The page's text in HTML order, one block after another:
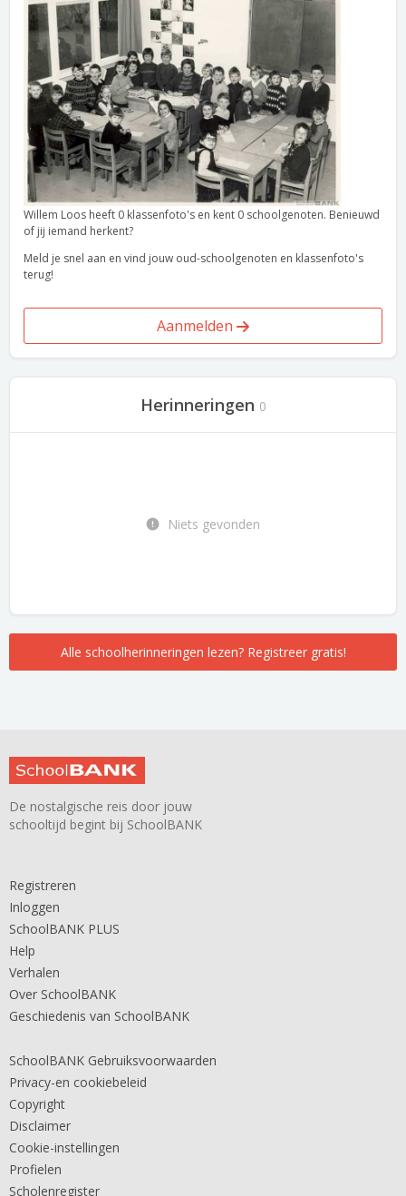
Willem Loos heeft 0 klassenfoto's en kent 0 schoolgenoten. Benieuwd
of jij iemand herkent?
Meld je snel aan en vind jouw oud-schoolgenoten en klassenfoto's
terug!
Aanmelden
Herinneringen 0
Niets gevonden
Alle schoolherinneringen lezen? Registreer gratis!
De nostalgische reis door jouw
schooltijd begint bij SchoolBANK
Registreren
Inloggen
SchoolBANK PLUS
Help
Verhalen
Over SchoolBANK
Geschiedenis van SchoolBANK
SchoolBANK Gebruiksvoorwaarden
Privacy-en cookiebeleid
Copyright
Disclaimer
Cookie-instellingen
Profielen
Scholenregister